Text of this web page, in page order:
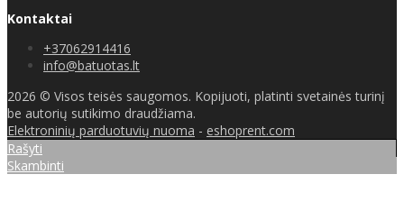
Kontaktai
+37062914416
info@batuotas.lt
2026 © Visos teisės saugomos. Kopijuoti, platinti svetainės turinį
be autorių sutikimo draudžiama.
Elektroninių parduotuvių nuoma - eshoprent.com
Rašyti
Skambinti